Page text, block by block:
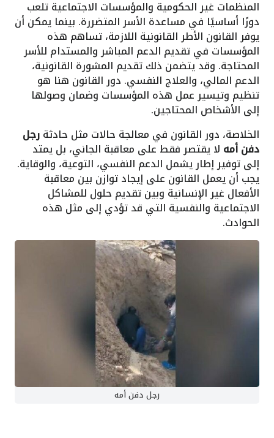
المنظمات غير الحكومية والمؤسسات الاجتماعية تلعب
دورًا أساسيًا في مساعدة الأسر المتضررة. بينما يمكن أن
يوفر القانون الأطر القانونية اللازمة، تساهم هذه
المؤسسات في تقديم الدعم المباشر والمستدام للأسر
المحتاجة. وقد يتضمن ذلك تقديم المشورة القانونية،
الدعم المالي، والعلاج النفسي. دور القانون هنا هو
تنظيم وتيسير عمل هذه المؤسسات وضمان وصولها
إلى الأشخاص المحتاجين.
الخلاصة، دور القانون في معالجة حالات مثل حادثةرجل
دفن أمه لا يقتصر فقط على معاقبة الجاني، بل يمتد
إلى توفير إطار يشمل الدعم النفسي، التوعية، والوقاية.
يجب أن يعمل القانون على إيجاد توازن بين معاقبة
الأفعال غير الإنسانية وبين تقديم حلول للمشاكل
الاجتماعية والنفسية التي قد تؤدي إلى مثل هذه
الحوادث.
رجل دفن أمه